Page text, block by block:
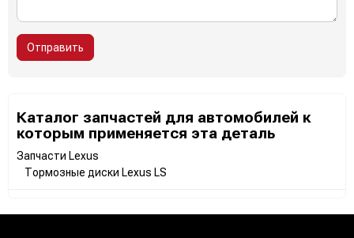
Отправить
Каталог запчастей для автомобилей к
которым применяется эта деталь
Запчасти Lexus
Тормозные диски Lexus LS